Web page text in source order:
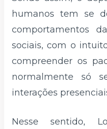
humanos tem se
comportamentos
sociais, com o
compreender os
normalmente só
interações
Nesse sentido,